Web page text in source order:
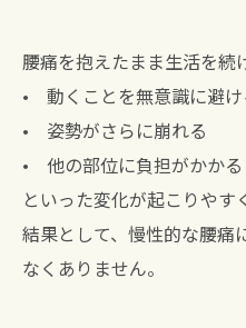
腰痛を抱えたまま生活を続
• 動くことを無意識に避け
• 姿勢がさらに崩れる
• 他の部位に負担がかかる
といった変化が起こりやす
結果として、慢性的な腰痛
なくありません。